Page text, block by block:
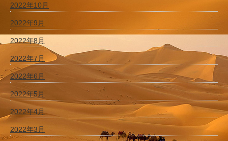
2022年10月
2022年9月
2022年8月
2022年7月
2022年6月
2022年5月
2022年4月
2022年3月